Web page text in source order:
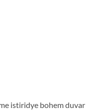
istiridye bohem duvar